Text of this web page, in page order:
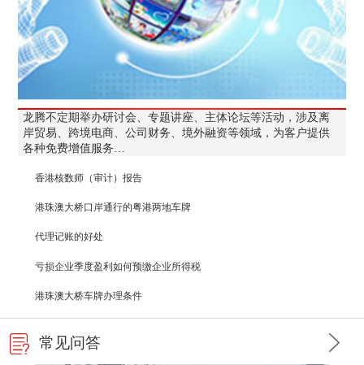
龙腾不定期举办研讨会、专题讲座、主体论坛等活动，涉及离
岸贸易、跨境电商、公司财务、境外融资等领域，为客户提供
各种免费增值服务…
香港核数师（审计）报告
港珠澳大桥口岸通行的粤港两地车牌
代理记账的好处
亏损企业季度盈利如何预缴企业所得税
港珠澳大桥车牌办理条件
常见问答